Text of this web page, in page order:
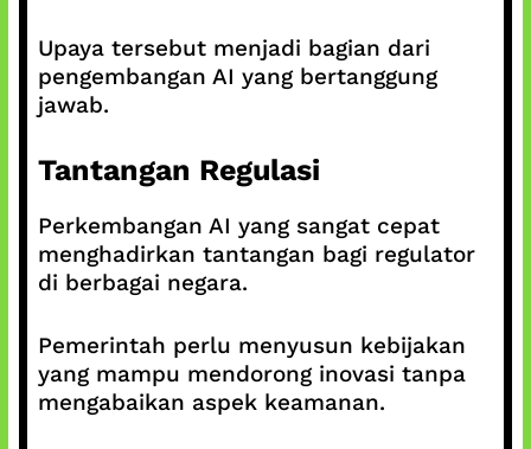
Upaya tersebut menjadi bagian dari
pengembangan AI yang bertanggung
jawab.
Tantangan Regulasi
Perkembangan AI yang sangat cepat
menghadirkan tantangan bagi regulator
di berbagai negara.
Pemerintah perlu menyusun kebijakan
yang mampu mendorong inovasi tanpa
mengabaikan aspek keamanan.